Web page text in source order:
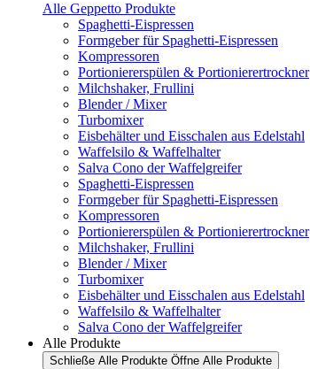
Alle Geppetto Produkte
Spaghetti-Eispressen
Formgeber für Spaghetti-Eispressen
Kompressoren
Portioniererspülen & Portionierertrockner
Milchshaker, Frullini
Blender / Mixer
Turbomixer
Eisbehälter und Eisschalen aus Edelstahl
Waffelsilo & Waffelhalter
Salva Cono der Waffelgreifer
Spaghetti-Eispressen
Formgeber für Spaghetti-Eispressen
Kompressoren
Portioniererspülen & Portionierertrockner
Milchshaker, Frullini
Blender / Mixer
Turbomixer
Eisbehälter und Eisschalen aus Edelstahl
Waffelsilo & Waffelhalter
Salva Cono der Waffelgreifer
Alle Produkte
Schließe Alle Produkte Öffne Alle Produkte